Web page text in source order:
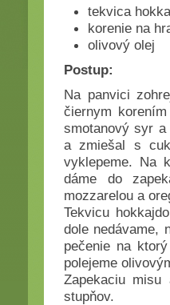
tekvica
korenie na
olivový olej
Postup:
Na panvici
čiernym
smotanový syr
a zmiešal s
vyklepeme. Na
dáme do
mozzarelou a
Tekvicu
dole nedávame,
pečenie na
polejeme
Zapekaciu
stupňov.